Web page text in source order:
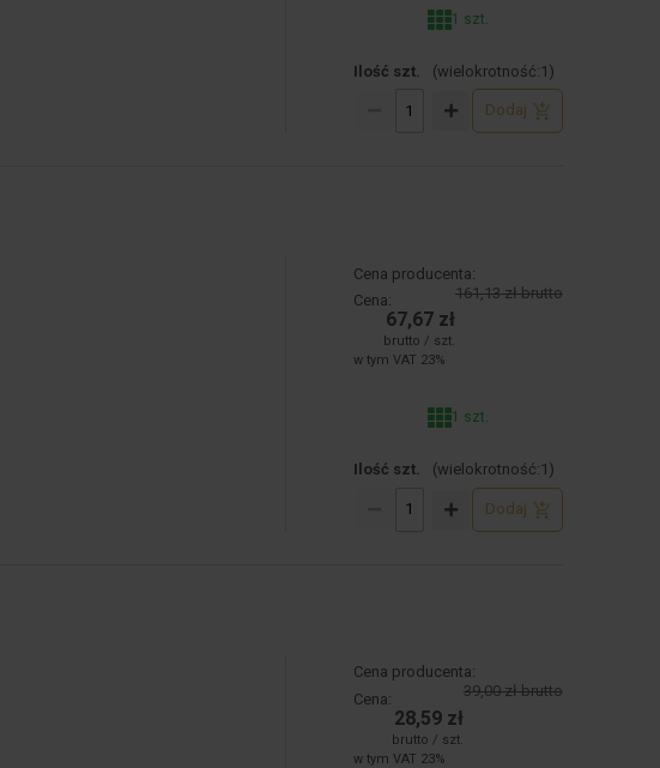
1 szt.
Ilość szt. (wielokrotność:1 )
Dodaj
Cena producenta:
161,13 zł brutto
Cena:
67,67 zł
brutto / szt.
w tym VAT 23%
1 szt.
Ilość szt. (wielokrotność:1 )
Dodaj
Cena producenta:
39,00 zł brutto
Cena:
28,59 zł
brutto / szt.
w tym VAT 23%